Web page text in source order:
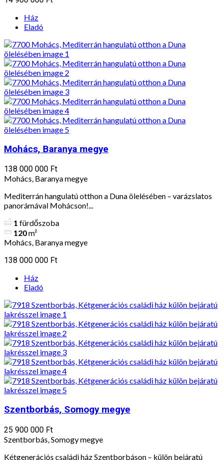
Ház
Eladó
Mohács, Baranya megye
138 000 000 Ft
Mohács, Baranya megye
Mediterrán hangulatú otthon a Duna ölelésében – varázslatos
panorámával Mohácson!...
1 fürdőszoba
120m²
Mohács, Baranya megye
138 000 000 Ft
Ház
Eladó
Szentborbás, Somogy megye
25 900 000 Ft
Szentborbás, Somogy megye
Kétgenerációs családi ház Szentborbáson – külön bejáratú